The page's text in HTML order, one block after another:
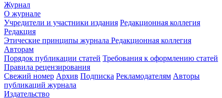
Журнал
О журнале
Учредители и участники издания Редакционная коллегия
Редакция
Этические принципы журнала Редакционная коллегия
Авторам
Порядок публикации статей Требования к оформлению статей
Правила рецензирования
Свежий номер Архив Подписка Рекламодателям Авторы
публикаций журнала
Издательство